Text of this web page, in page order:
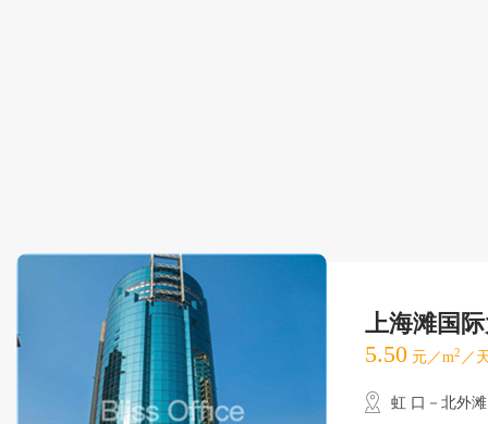
上海滩国
5.50 元／m2 ／
虹 口－北外滩